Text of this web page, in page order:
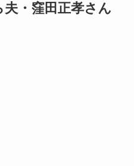
・窪田正孝さん